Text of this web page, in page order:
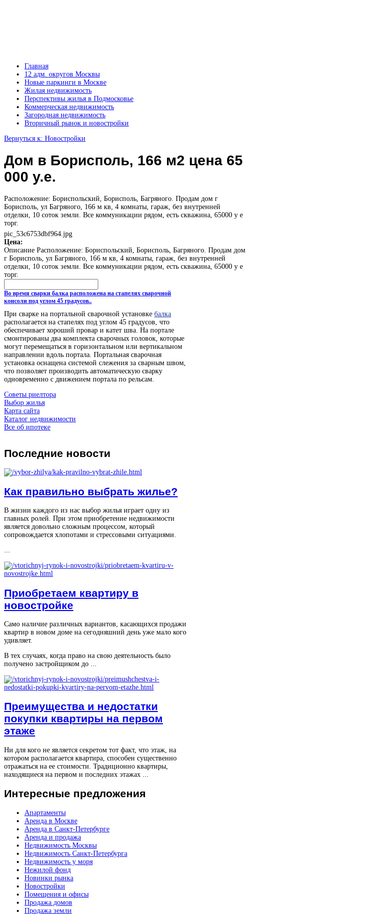
Главная
12 адм. округов Москвы
Новые паркинги в Москве
Жилая недвижимость
Перспективы жилья в Подмосковье
Коммерческая недвижимость
Загородная недвижимость
Вторичный рынок и новостройки
Вернуться к: Новостройки
Дом в Борисполь, 166 м2 цена 65
000 у.е.
Расположение: Бориспольский, Борисполь, Багряного. Продам дом г
Борисполь, ул Багряного, 166 м кв, 4 комнаты, гараж, без внутренней
отделки, 10 соток земли. Все коммуникации рядом, есть скважина, 65000 у е
торг.
pic_53c6753dbf964.jpg
Цена:
Описание Расположение: Бориспольский, Борисполь, Багряного. Продам дом
г Борисполь, ул Багряного, 166 м кв, 4 комнаты, гараж, без внутренней
отделки, 10 соток земли. Все коммуникации рядом, есть скважина, 65000 у е
торг.
Во время сварки балка расположена на стапелях сварочной
консоли под углом 45 градусов..
При сварке на портальной сварочной установке балка
располагается на стапелях под углом 45 градусов, что
обеспечивает хороший провар и катет шва. На портале
смонтированы два комплекта сварочных головок, которые
могут перемещаться в горизонтальном или вертикальном
направлении вдоль портала. Портальная сварочная
установка оснащена системой слежения за сварным швом,
что позволяет производить автоматическую сварку
одновременно с движением портала по рельсам.
Советы риелтора
Выбор жилья
Карта сайта
Каталог недвижимости
Все об ипотеке
Последние новости
Как правильно выбрать жилье?
В жизни каждого из нас выбор жилья играет одну из
главных ролей. При этом приобретение недвижимости
является довольно сложным процессом, который
сопровождается хлопотами и стрессовыми ситуациями.
...
Приобретаем квартиру в
новостройке
Само наличие различных вариантов, касающихся продажи
квартир в новом доме на сегодняшний день уже мало кого
удивляет.
В тех случаях, когда право на свою деятельность было
получено застройщиком до ...
Преимущества и недостатки
покупки квартиры на первом
этаже
Ни для кого не является секретом тот факт, что этаж, на
котором располагается квартира, способен существенно
отражаться на ее стоимости. Традиционно квартиры,
находящиеся на первом и последних этажах ...
Интересные предложения
Апартаменты
Аренда в Москве
Аренда в Санкт-Петербурге
Аренда и продажа
Недвижимость Москвы
Недвижимость Санкт-Петербурга
Недвижимость у моря
Нежилой фонд
Новинки рынка
Новостройки
Помещения и офисы
Продажа домов
Продажа земли